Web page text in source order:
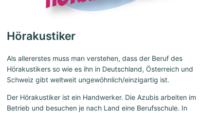
Hörakustiker
Als allererstes muss man verstehen, dass der Beruf des
Hörakustikers so wie es ihn in Deutschland, Österreich und
Schweiz gibt weltweit ungewöhnlich/einzigartig ist.
Der Hörakustiker ist ein Handwerker. Die Azubis arbeiten im
Betrieb und besuchen je nach Land eine Berufsschule. In